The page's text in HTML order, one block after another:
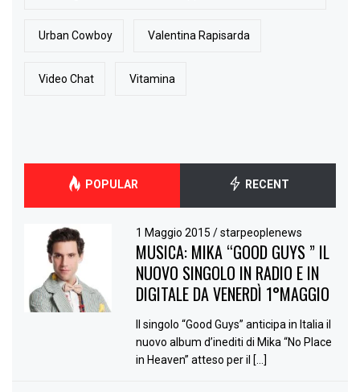
Urban Cowboy Valentina Rapisarda
Video Chat Vitamina
POPULAR RECENT
1 Maggio 2015/ starpeoplenews
MUSICA: MIKA “GOOD GUYS ” IL
NUOVO SINGOLO IN RADIO E IN
DIGITALE DA VENERDÌ 1°MAGGIO
Il singolo “Good Guys” anticipa in Italia il
nuovo album d’inediti di Mika “No Place
in Heaven” atteso per il […]